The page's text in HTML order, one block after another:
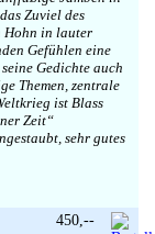
Zuviel des
Hohn in lauter
Gefühlen eine
Gedichte auch
Themen, zentrale
ist Blass
Zeit“
sehr gutes
450,--